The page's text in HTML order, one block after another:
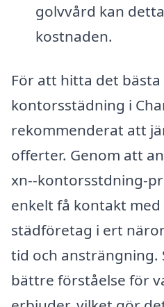
golvvård kan
kostnaden.
För att hitta det
kontorsstädning i
rekommenderat att
offerter. Genom att
xn--kontorsstdning-
enkelt få kontakt
städföretag i ert
tid och ansträngning.
bättre förståelse för